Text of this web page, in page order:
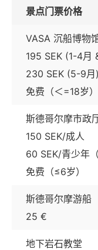
景点门票价格
VASA 沉船博物
195 SEK (1-4月
230 SEK (5-9月)
免费（＜=18岁）
斯德哥尔摩市政
150 SEK/成人
60 SEK/青少年
免费（≤6岁）
斯德哥尔摩游船
25 €
地下岩石教堂